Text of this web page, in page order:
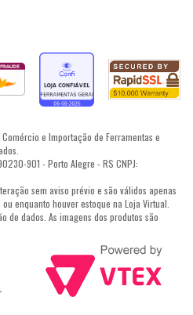
e Importação de Ferramentas e
901 - Porto Alegre - RS CNPJ:
sem aviso prévio e são válidos apenas
enquanto houver estoque na Loja Virtual.
de dados. As imagens dos produtos são